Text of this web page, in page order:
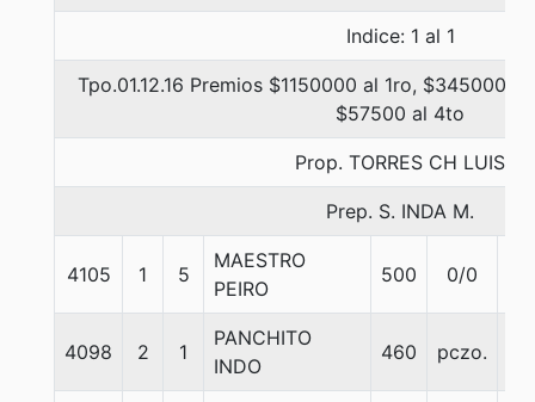
Indice: 1 al 1
Tpo.01.12.16 Premios $1150000 al 1ro, $345000
$57500 al 4to
Prop. TORRES CH LUIS
Prep. S. INDA M.
4105 1 5
MAESTRO
PEIRO
500 0/0
4098 2 1
PANCHITO
INDO
460 pczo.